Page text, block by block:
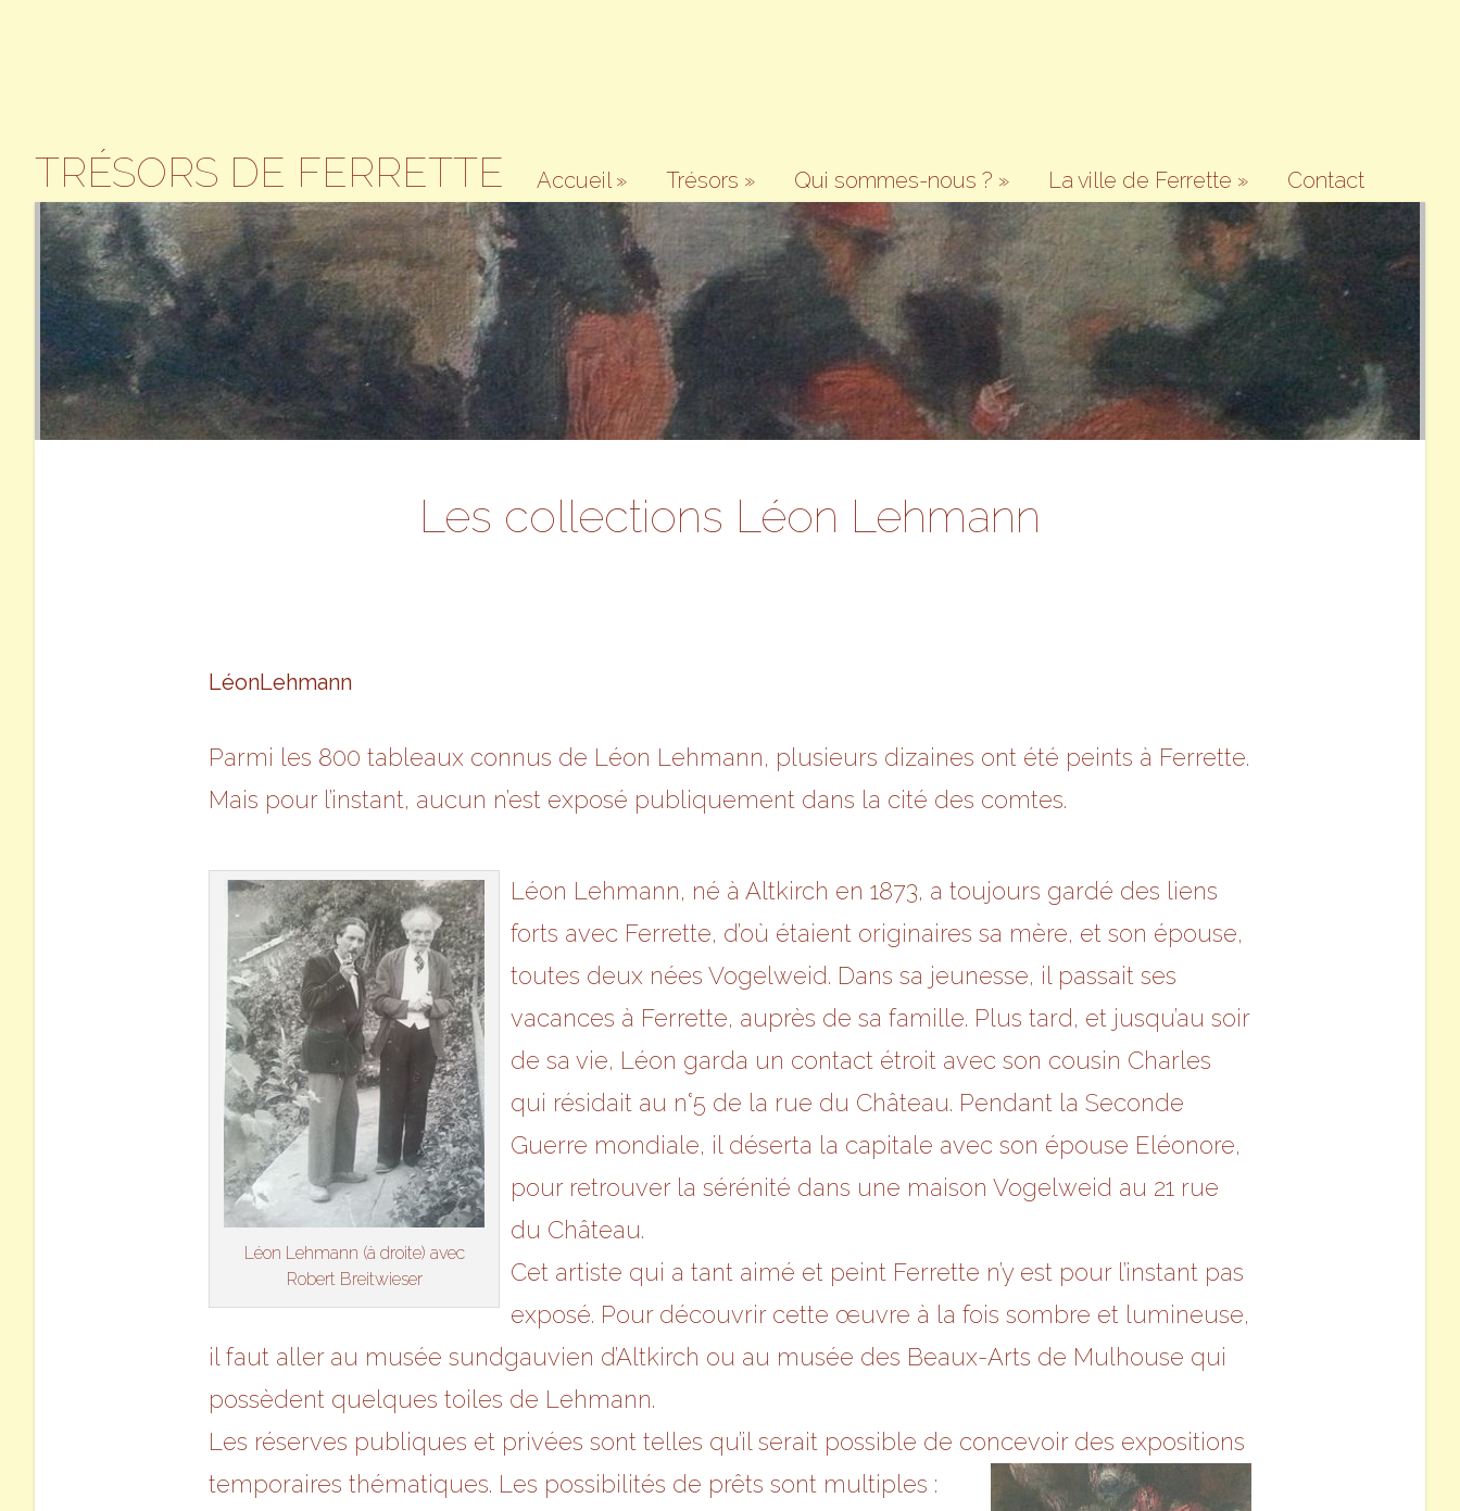
TRÉSORS DE FERRETTE Accueil» Trésors » Qui sommes-nous ? » La ville de Ferrette » Contact
Les collections Léon Lehmann
LéonLehmann
Parmi les 800 tableaux connus de Léon Lehmann, plusieurs dizaines ont été peints à Ferrette.
Mais pour l’instant, aucun n’est exposé publiquement dans la cité des comtes.
Léon Lehmann (à droite) avec
Robert Breitwieser
Léon Lehmann, né à Altkirch en 1873, a toujours gardé des liens
forts avec Ferrette, d’où étaient originaires sa mère, et son épouse,
toutes deux nées Vogelweid. Dans sa jeunesse, il passait ses
vacances à Ferrette, auprès de sa famille. Plus tard, et jusqu’au soir
de sa vie, Léon garda un contact étroit avec son cousin Charles
qui résidait au n°5 de la rue du Château. Pendant la Seconde
Guerre mondiale, il déserta la capitale avec son épouse Eléonore,
pour retrouver la sérénité dans une maison Vogelweid au 21 rue
du Château.
Cet artiste qui a tant aimé et peint Ferrette n’y est pour l’instant pas
exposé. Pour découvrir cette œuvre à la fois sombre et lumineuse,
il faut aller au musée sundgauvien d’Altkirch ou au musée des Beaux-Arts de Mulhouse qui
possèdent quelques toiles de Lehmann.
Les réserves publiques et privées sont telles qu’il serait possible de concevoir des expositions
temporaires thématiques. Les possibilités de prêts sont multiples :